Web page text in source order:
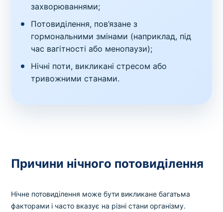
захворюваннями;
Потовиділення, пов’язане з
гормональними змінами (наприклад, під
час вагітності або менопаузи);
Нічні поти, викликані стресом або
тривожними станами.
Причини нічного потовиділення
Нічне потовиділення може бути викликане багатьма
факторами і часто вказує на різні стани організму.